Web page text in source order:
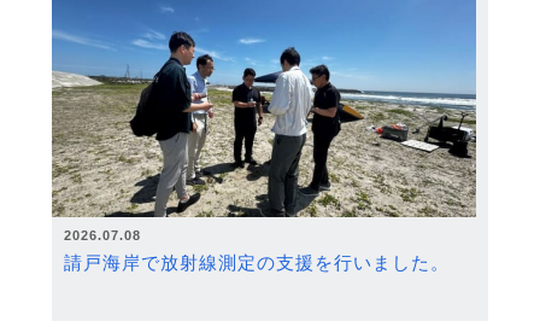
2026.07.08
請戸海岸で放射線測定の支援を行いました。